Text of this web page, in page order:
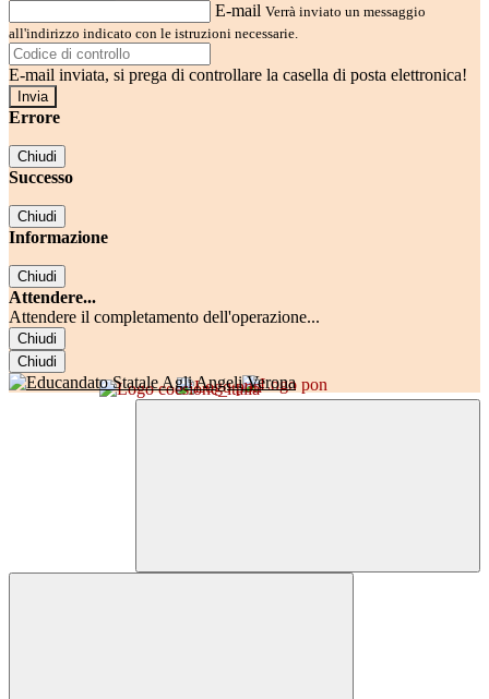
E-mail Verrà inviato un messaggio
all'indirizzo indicato con le istruzioni necessarie.
E-mail inviata, si prega di controllare la casella di posta elettronica!
Errore
Chiudi
Successo
Chiudi
Informazione
Chiudi
Attendere...
Attendere il completamento dell'operazione...
Chiudi
Chiudi